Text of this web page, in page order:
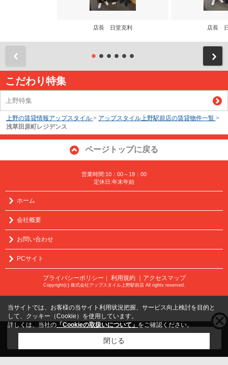
店長 日堂克利 店長
こだわり特集
上野特集
上野の賃貸情報アップスタイル > アップスタイル上野駅前店の賃貸物件一覧 >
浅草田原町レジデンス
ページトップに戻る
営業時間:10：00～19：00
定休日:年末年始
ホーム
会社概要
お問い合わせ
PCサイト
プライバシーポリシー 利用規約 ｜アクセスマップ
Copyright(c) 株式会社アップスタイル上野駅前店 All rights reserved.
こちらの物件をご覧の方にお勧めな物件
当サイトでは、お客様の当サイト利用状況把握、サービス向上検討を目的と
して、クッキー（Cookie）を使用しています。
詳しくは、当社の 「Cookieの取扱いについて」 をご確認ください。
閉じる